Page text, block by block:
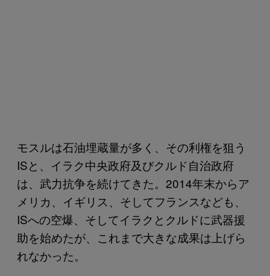
モスルは石油埋蔵量が多く、その利権を狙う
ISと、イラク中央政府及びクルド自治政府
は、武力抗争を続けてきた。2014年末からア
メリカ、イギリス、そしてフランスなども、
ISへの空爆、そしてイラクとクルドに武器援
助を始めたが、これまで大きな成果は上げら
れなかった。